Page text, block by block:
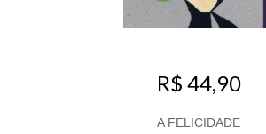
R$ 44,90
A FELICIDADE